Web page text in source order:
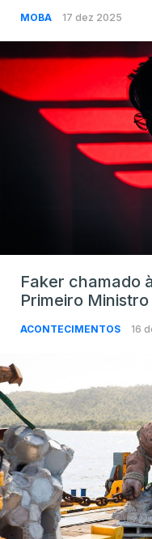
MOBA 17 dez 2025
Faker chamado
Primeiro
ACONTECIMENTOS 16